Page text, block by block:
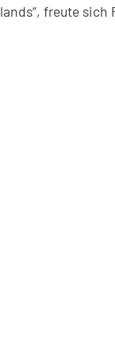
freute sich